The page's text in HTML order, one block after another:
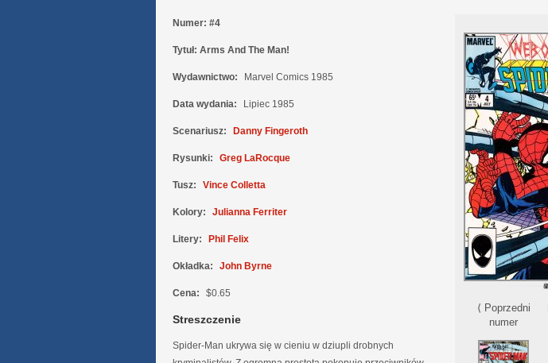
⟨ Poprzedni
numer
Numer: #4
Tytuł: Arms And The Man!
Wydawnictwo: Marvel Comics 1985
Data wydania: Lipiec 1985
Scenariusz: Danny Fingeroth
Rysunki: Greg LaRocque
Tusz: Vince Colletta
Kolory: Julianna Ferriter
Litery: Phil Felix
Okładka: John Byrne
Cena: $0.65
Streszczenie
Spider-Man ukrywa się w cieniu w dziupli drobnych